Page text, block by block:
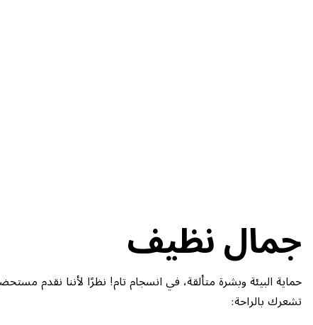
جمال نظيف
حماية البيئة وبشرة متألقة، في انسجام تام! نظرًا لأننا نقدم
تشعرك بالراحة: